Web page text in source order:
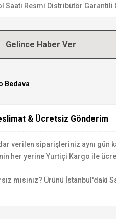
Saati Resmi Distribütör
Gelince Haber Ver
Bedava
& Ücretsiz Gönderim
verilen siparişleriniz aynı gün
her yerine Yurtiçi Kargo ile
mısınız? Ürünü İstanbul'daki